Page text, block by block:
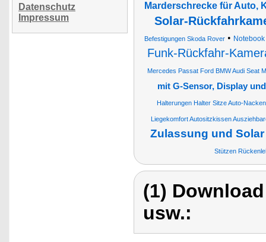
Datenschutz
Impressum
Marderschrecke für Auto,
Solar-
Befestigungen Skoda Rover •
Funk-Rückfahr-
Mercedes Passat Ford BMW Audi Seat
mit G-Sensor, Display
Halterungen Halter Sitze Auto-
Liegekomfort Autositzkissen
Zulassung und Solar
Stützen
(1)
usw.: